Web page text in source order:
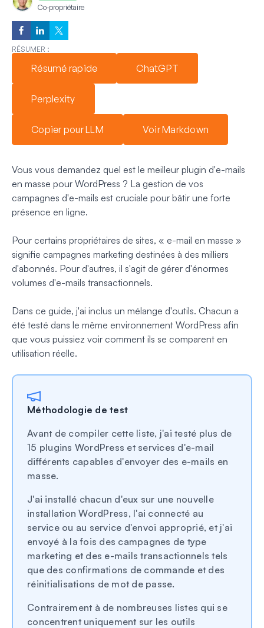
Co-propriétaire
RÉSUMER :
Résumé rapide ChatGPT
Perplexity
Copier pour LLM Voir Markdown
Vous vous demandez quel est le meilleur plugin d'e-mails
en masse pour WordPress ? La gestion de vos
campagnes d'e-mails est cruciale pour bâtir une forte
présence en ligne.
Pour certains propriétaires de sites, « e-mail en masse »
signifie campagnes marketing destinées à des milliers
d'abonnés. Pour d'autres, il s'agit de gérer d'énormes
volumes d'e-mails transactionnels.
Dans ce guide, j'ai inclus un mélange d'outils. Chacun a
été testé dans le même environnement WordPress afin
que vous puissiez voir comment ils se comparent en
utilisation réelle.
Méthodologie de test
Avant de compiler cette liste, j'ai testé plus de
15 plugins WordPress et services d'e-mail
différents capables d'envoyer des e-mails en
masse.
J'ai installé chacun d'eux sur une nouvelle
installation WordPress, l'ai connecté au
service ou au service d'envoi approprié, et j'ai
envoyé à la fois des campagnes de type
marketing et des e-mails transactionnels tels
que des confirmations de commande et des
réinitialisations de mot de passe.
Contrairement à de nombreuses listes qui se
concentrent uniquement sur les outils